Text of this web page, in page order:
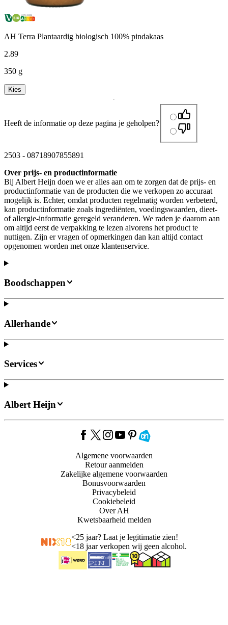
AH Terra Plantaardig biologisch 100% pindakaas
2.89
350 g
Kies
Heeft de informatie op deze pagina je geholpen?
2503 - 08718907855891
Over prijs- en productinformatie
Bij Albert Heijn doen we er alles aan om te zorgen dat de prijs- en
productinformatie van de producten die we verkopen zo accuraat
mogelijk is. Echter, omdat producten regelmatig worden verbeterd,
kan productinformatie zoals ingrediënten, voedingswaarden, dieet-
of allergie-informatie geregeld veranderen. We raden je daarom aan
om altijd eerst de verpakking te lezen alvorens het product te
nuttigen. Zijn er vragen of opmerkingen dan kan altijd contact
opgenomen worden met onze klantenservice.
Boodschappen
Allerhande
Services
Albert Heijn
Algemene voorwaarden
Retour aanmelden
Zakelijke algemene voorwaarden
Bonusvoorwaarden
Privacybeleid
Cookiebeleid
Over AH
Kwetsbaarheid melden
<25 jaar? Laat je legitimatie zien!
<18 jaar verkopen wij geen alcohol.